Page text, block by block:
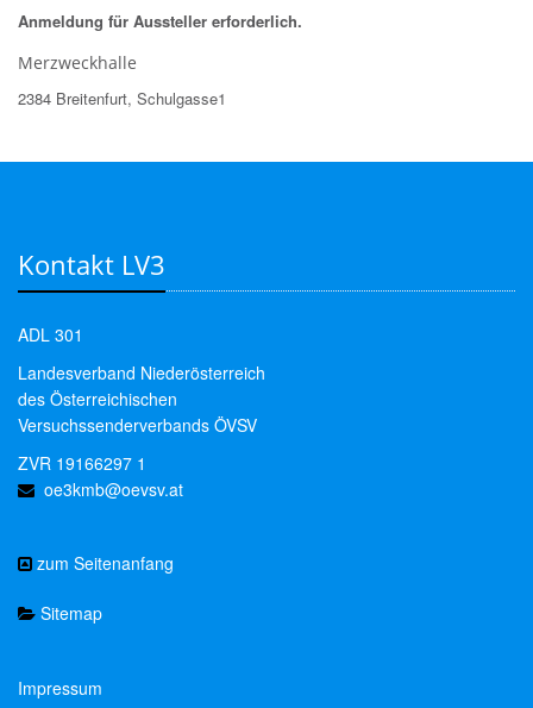
Anmeldung für Aussteller erforderlich.
Merzweckhalle
2384 Breitenfurt, Schulgasse1
Kontakt LV3
ADL 301
Landesverband Niederösterreich
des Österreichischen
Versuchssenderverbands ÖVSV
ZVR 19166297 1
oe3kmb@oevsv.at
zum Seitenanfang
Sitemap
Impressum